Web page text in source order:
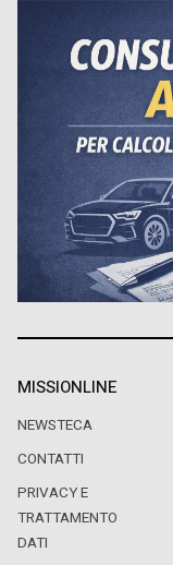
MISSIONLINE
NEWSTECA
CONTATTI
PRIVACY E
TRATTAMENTO
DATI